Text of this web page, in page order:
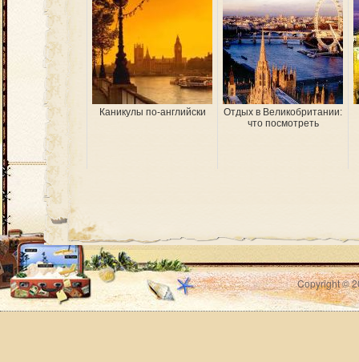
Каникулы по-английски
Отдых в Великобритании:
что посмотреть
Copyright ©